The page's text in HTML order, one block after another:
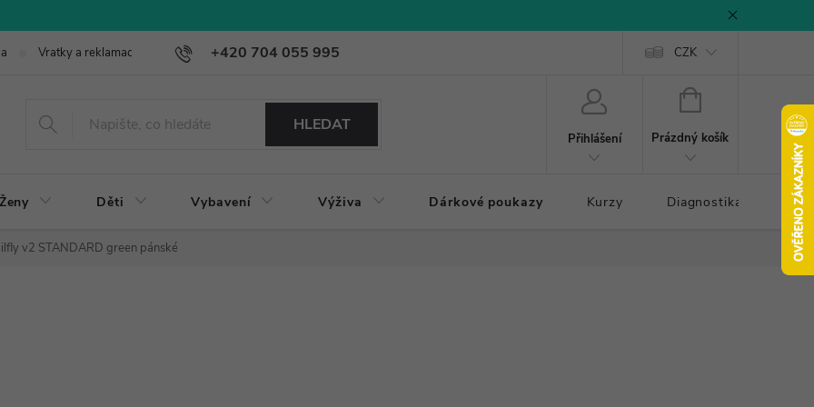
+420 704 055 995
Vratky a reklamace CZK
HLEDAT
Přihlášení
NÁKUPNÍ
Prázdný košík
Ženy Děti Vybavení Výživa Dárkové poukazy Kurzy Diagnostika došlapu
v2 STANDARD green pánské